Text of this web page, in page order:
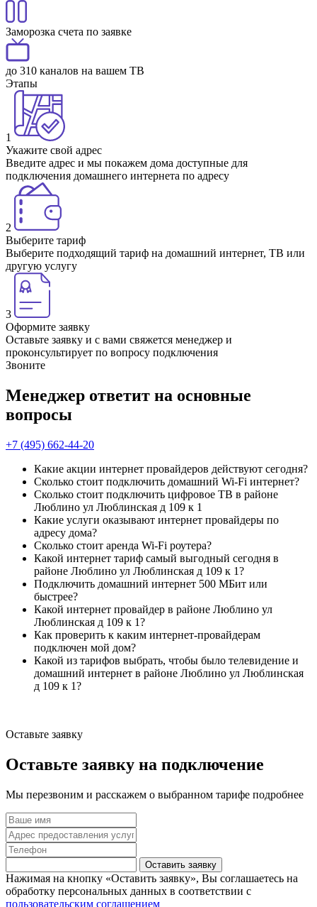
Заморозка счета по заявке
до 310 каналов на вашем ТВ
Этапы
1
Укажите свой адрес
Введите адрес и мы покажем дома доступные для
подключения домашнего интернета по адресу
2
Выберите тариф
Выберите подходящий тариф на домашний интернет, ТВ или
другую услугу
3
Оформите заявку
Оставьте заявку и с вами свяжется менеджер и
проконсультирует по вопросу подключения
Звоните
Менеджер ответит на основные
вопросы
+7 (495) 662-44-20
Какие акции интернет провайдеров действуют сегодня?
Сколько стоит подключить домашний Wi-Fi интернет?
Сколько стоит подключить цифровое ТВ в районе
Люблино ул Люблинская д 109 к 1
Какие услуги оказывают интернет провайдеры по
адресу дома?
Сколько стоит аренда Wi-Fi роутера?
Какой интернет тариф самый выгодный сегодня в
районе Люблино ул Люблинская д 109 к 1?
Подключить домашний интернет 500 МБит или
быстрее?
Какой интернет провайдер в районе Люблино ул
Люблинская д 109 к 1?
Как проверить к каким интернет-провайдерам
подключен мой дом?
Какой из тарифов выбрать, чтобы было телевидение и
домашний интернет в районе Люблино ул Люблинская
д 109 к 1?
Оставьте заявку
Оставьте заявку на подключение
Мы перезвоним и расскажем о выбранном тарифе подробнее
Оставить заявку
Нажимая на кнопку «Оставить заявку», Вы соглашаетесь на
обработку персональных данных в соответствии с
пользовательским соглашением